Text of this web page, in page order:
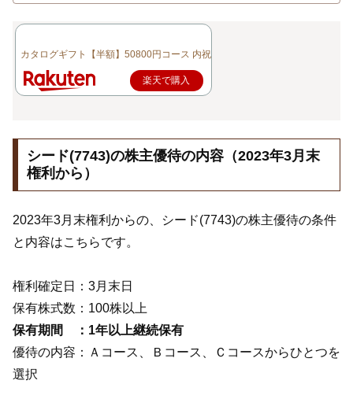
カタログギフト【半額】50800円コース 内祝い 香典返し 結婚内祝い 出産内祝
楽天で購入
シード(7743)の株主優待の内容（2023年3月末
権利から）
2023年3月末権利からの、シード(7743)の株主優待の条件
と内容はこちらです。
権利確定日：3月末日
保有株式数：100株以上
保有期間 ：1年以上継続保有
優待の内容：Ａコース、Ｂコース、Ｃコースからひとつを
選択